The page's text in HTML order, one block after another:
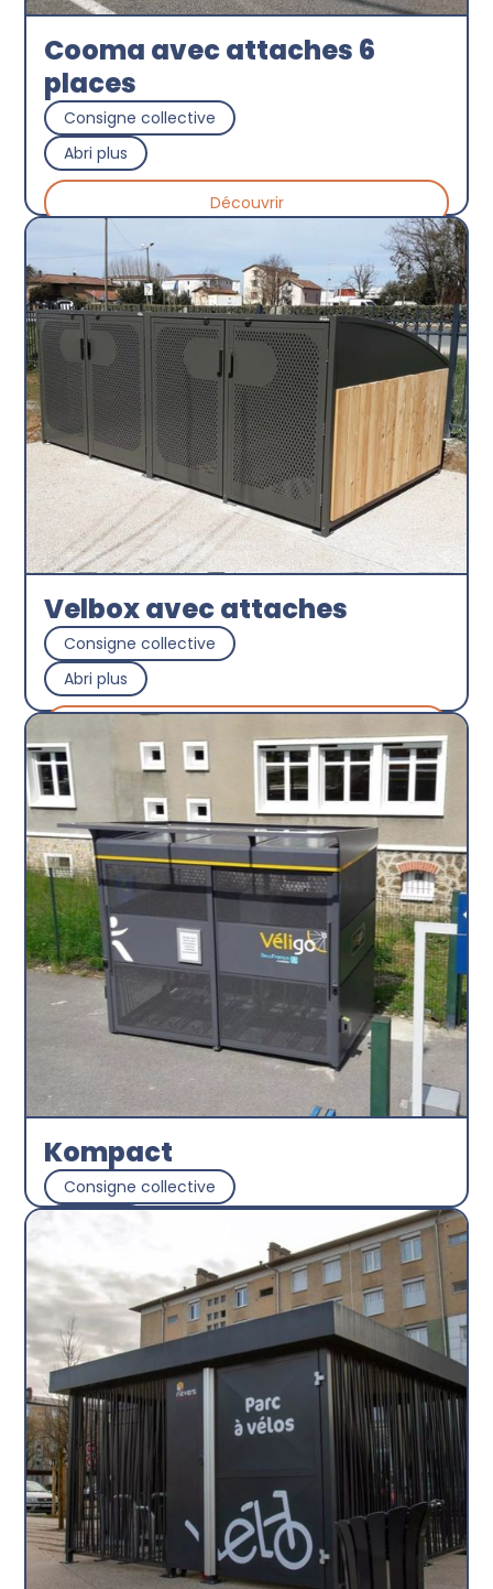
Cooma avec attaches 6
places
Consigne collective
Abri plus
Découvrir
Velbox avec attaches
Consigne collective
Abri plus
Kompact
Consigne collective
Découvrir